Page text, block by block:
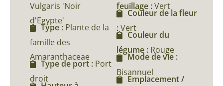
Vulgaris 'Noir
d'Egypte'
Type : Plante de la
famille des
Amaranthaceae
Type de port : Port
droit
feuillage :Vert
Couleur de la fleur
:Vert
Couleur du
légume : Rouge
Mode de vie :
Bisannuel
Emplacement /